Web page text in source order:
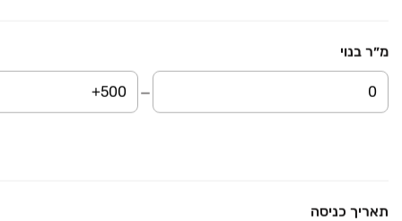
מ״ר בנוי
תאריך כניסה
דירה, כרמי גת, קרית גת